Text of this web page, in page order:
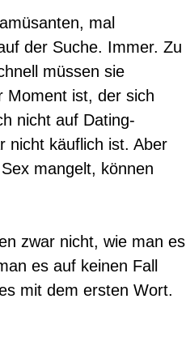
mal
der Suche. Immer. Zu
müssen sie
Moment ist, der sich
nicht auf Dating-
nicht käuflich ist. Aber
mangelt, können
zwar nicht, wie man es
es auf keinen Fall
mit dem ersten Wort.